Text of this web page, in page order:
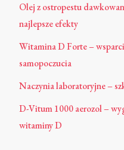
Olej z ostropestu
najlepsze efekty
Witamina D Forte –
samopoczucia
Naczynia laboratoryjne –
D-Vitum 1000 aerozol –
witaminy D